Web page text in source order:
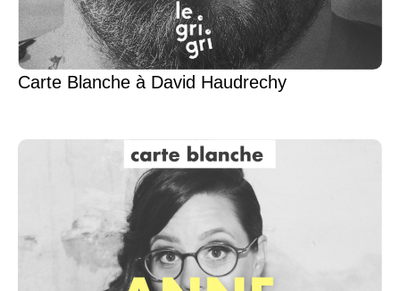
Carte Blanche à David Haudrechy